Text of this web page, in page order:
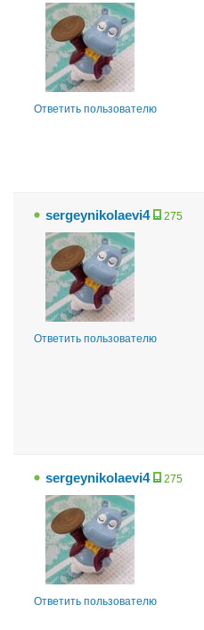
Ответить пользователю
sergeynikolaevi4 275
Ответить пользователю
sergeynikolaevi4 275
Ответить пользователю